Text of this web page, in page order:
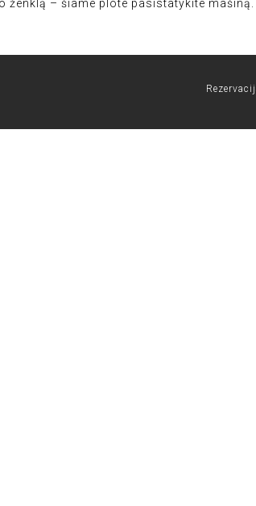
– šiame plote pasistatykite